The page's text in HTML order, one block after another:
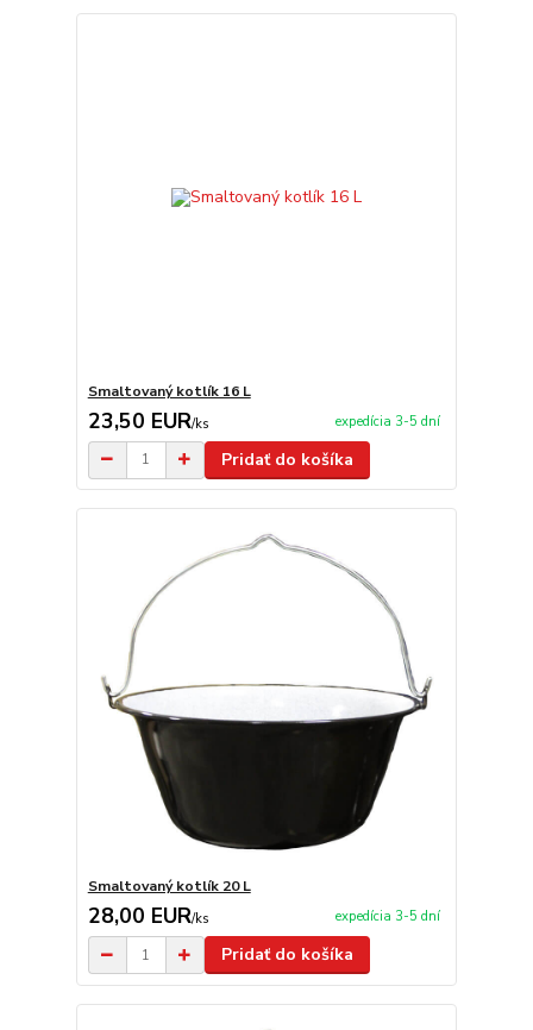
Smaltovaný kotlík 16 L
23,50 EUR/ks expedícia 3-5 dní
Pridať do košíka
Smaltovaný kotlík 20 L
28,00 EUR/ks expedícia 3-5 dní
Pridať do košíka